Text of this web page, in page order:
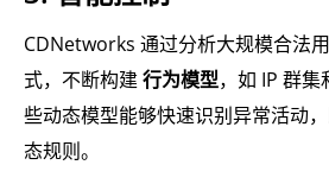
CDNetworks 通过分析大规模合法
式，不断构建行为模型，如 IP 群
些动态模型能够快速识别异常活动
态规则。